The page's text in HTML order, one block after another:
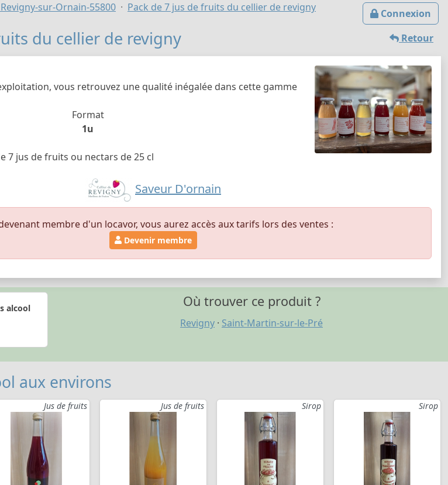
Connexion
sur-Ornain-55800 Pack de 7 jus de fruits du cellier de revigny
Retour
du cellier de revigny
vous retrouvez une qualité inégalée dans cette gamme
Format
1u
7 jus de fruits ou nectars de 25 cl
Saveur D'ornain
membre d'un locavor, vous aurez accès aux tarifs lors des ventes :
Devenir membre
alcool Où trouver ce produit ?
Revigny · Saint-Martin-sur-le-Pré
aux environs
Jus de fruits Jus de fruits Sirop Sirop